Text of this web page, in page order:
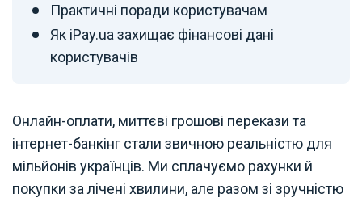
Практичні поради користувачам
Як iPay.ua захищає фінансові дані
користувачів
Онлайн-оплати, миттєві грошові перекази та
інтернет-банкінг стали звичною реальністю для
мільйонів українців. Ми сплачуємо рахунки й
покупки за лічені хвилини, але разом зі зручністю